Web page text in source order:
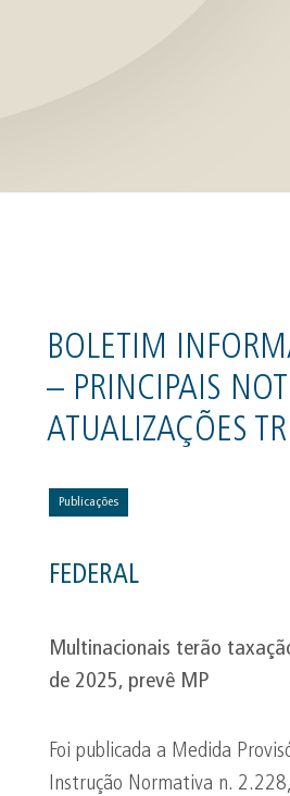
BOLETIM
– PRINCIPAIS
ATUALIZAÇÕES
Publicações
FEDERAL
Multinacionais terão
de 2025, prevê MP
Foi publicada a Medida
Instrução Normativa n.